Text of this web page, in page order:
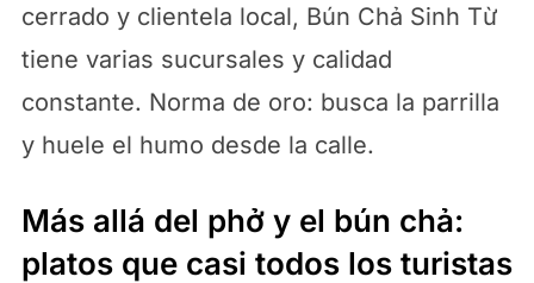
cerrado y clientela local, Bún Chả Sinh Từ
tiene varias sucursales y calidad
constante. Norma de oro: busca la parrilla
y huele el humo desde la calle.
Más allá del phở y el bún chả:
platos que casi todos los turistas